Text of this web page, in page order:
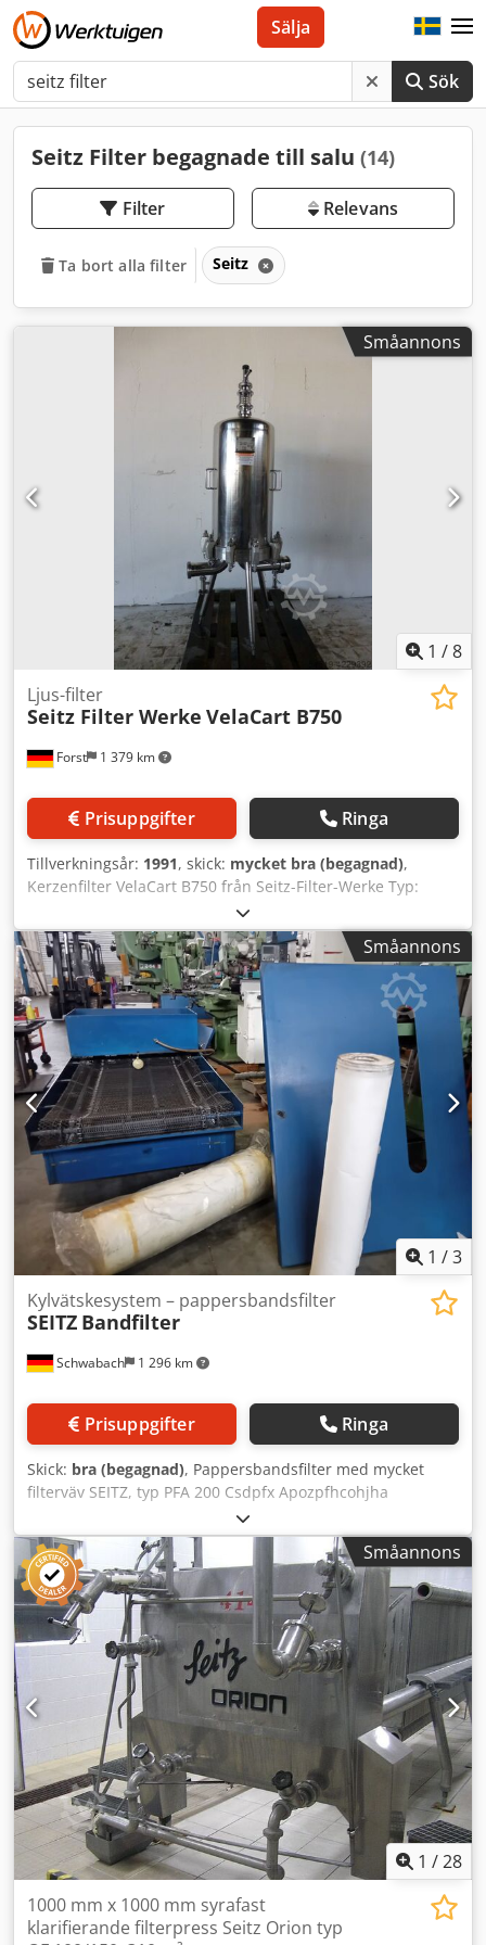
Sök
Sälja
Seitz Filter begagnade till salu (14)
Filter Relevans
Ta bort alla filter Seitz
Småannons
1 /8
Forst 1 379 km
Ljus-filter
Seitz Filter Werke VelaCart B750
Prisuppgifter Ringa
Tillverkningsår: 1991, skick: mycket bra (begagnad),
Kerzenfilter VelaCart B750 från Seitz-Filter-Werke Typ:
VELAcart B750 - 16H07 DN 080 Tillverkningsår: 1991
Tillverkningsnummer: 1992 Filterinsats: Patron Csdpfx
Aefbckusphjha Volymkapacitet: 105 liter Bygelskruvtyp:
M20 x 85 A2 (10 st) Patroner: Antal: 16 st Längd: 73 cm
Maskstorlek: 5 x 3 mm (längd x bredd) Behållare: Tillåtet
driftövertryck (bar): Vätska 10 / Gas 10 Tillåten
drifttemperatur (°C): Vätska 85 / Gas 85 Mått: Höjd: ca 1,78
m Bredd: ca 56 cm Vikt: ca 150 kg I mycket gott skick!
Småannons
1 /3
Schwabach 1 296 km
Kylvätskesystem – pappersbandsfilter
SEITZ Bandfilter
Prisuppgifter Ringa
Skick: bra (begagnad), Pappersbandsfilter med mycket
filterväv SEITZ, typ PFA 200 Csdpfx Apozpfhcohjha
Småannons
1 /28
1000 mm x 1000 mm syrafast
klarifierande filterpress Seitz Orion typ